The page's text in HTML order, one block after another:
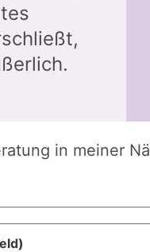
in meiner